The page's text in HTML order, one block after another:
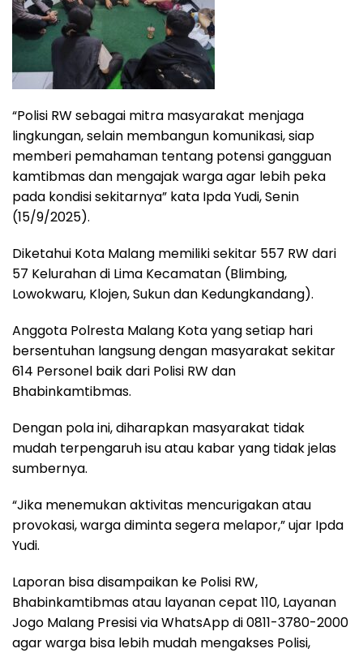
“Polisi RW sebagai mitra masyarakat menjaga
lingkungan, selain membangun komunikasi, siap
memberi pemahaman tentang potensi gangguan
kamtibmas dan mengajak warga agar lebih peka
pada kondisi sekitarnya” kata Ipda Yudi, Senin
(15/9/2025).
Diketahui Kota Malang memiliki sekitar 557 RW dari
57 Kelurahan di Lima Kecamatan (Blimbing,
Lowokwaru, Klojen, Sukun dan Kedungkandang).
Anggota Polresta Malang Kota yang setiap hari
bersentuhan langsung dengan masyarakat sekitar
614 Personel baik dari Polisi RW dan
Bhabinkamtibmas.
Dengan pola ini, diharapkan masyarakat tidak
mudah terpengaruh isu atau kabar yang tidak jelas
sumbernya.
“Jika menemukan aktivitas mencurigakan atau
provokasi, warga diminta segera melapor,” ujar Ipda
Yudi.
Laporan bisa disampaikan ke Polisi RW,
Bhabinkamtibmas atau layanan cepat 110, Layanan
Jogo Malang Presisi via WhatsApp di 0811-3780-2000
agar warga bisa lebih mudah mengakses Polisi,